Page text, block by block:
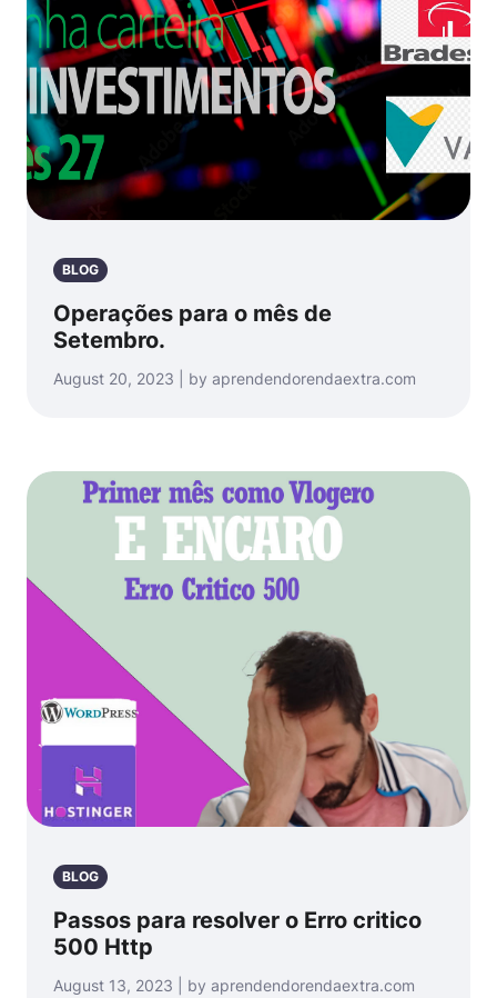
BLOG
Operações para o mês de
Setembro.
August 20, 2023 | by aprendendorendaextra.com
BLOG
Passos para resolver o Erro critico
500 Http
August 13, 2023 | by aprendendorendaextra.com